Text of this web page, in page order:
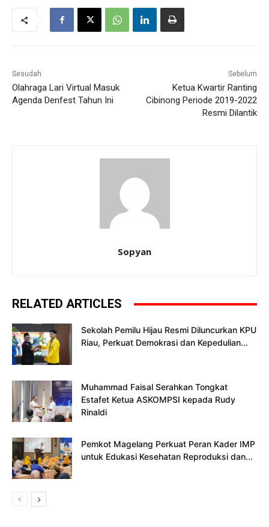
Sesudah
Olahraga Lari Virtual Masuk
Agenda Denfest Tahun Ini
Sebelum
Ketua Kwartir Ranting
Cibinong Periode 2019-2022
Resmi Dilantik
Sopyan
RELATED ARTICLES
Sekolah Pemilu Hijau Resmi Diluncurkan KPU
Riau, Perkuat Demokrasi dan Kepedulian...
Muhammad Faisal Serahkan Tongkat
Estafet Ketua ASKOMPSI kepada Rudy
Rinaldi
Pemkot Magelang Perkuat Peran Kader IMP
untuk Edukasi Kesehatan Reproduksi dan...